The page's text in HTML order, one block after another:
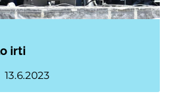
irti
13.6.2023